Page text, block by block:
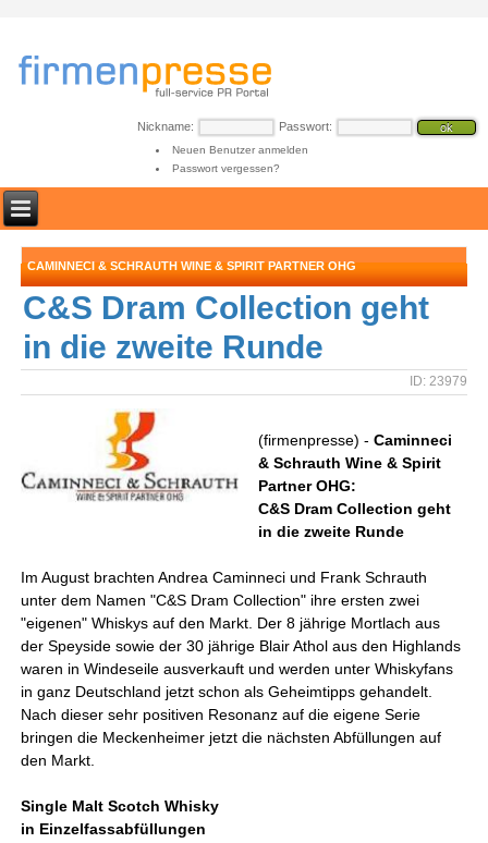
Nickname: Passwort:
Neuen Benutzer anmelden
Passwort vergessen?
CAMINNECI & SCHRAUTH WINE & SPIRIT PARTNER OHG
C&S Dram Collection geht
in die zweite Runde
ID: 23979
(firmenpresse) -Caminneci
& Schrauth Wine & Spirit
Partner OHG:
C&S Dram Collection geht
in die zweite Runde
Im August brachten Andrea Caminneci und Frank Schrauth
unter dem Namen "C&S Dram Collection" ihre ersten zwei
"eigenen" Whiskys auf den Markt. Der 8 jährige Mortlach aus
der Speyside sowie der 30 jährige Blair Athol aus den Highlands
waren in Windeseile ausverkauft und werden unter Whiskyfans
in ganz Deutschland jetzt schon als Geheimtipps gehandelt.
Nach dieser sehr positiven Resonanz auf die eigene Serie
bringen die Meckenheimer jetzt die nächsten Abfüllungen auf
den Markt.
Single Malt Scotch Whisky
in Einzelfassabfüllungen